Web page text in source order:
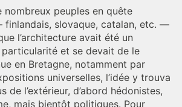
nombreux peuples en quête
finlandais, slovaque, catalan, etc. —
l’architecture avait été un
et se devait de le
en Bretagne, notamment par
universelles, l’idée y trouva
de l’extérieur, d’abord hédonistes,
mais bientôt politiques. Pour